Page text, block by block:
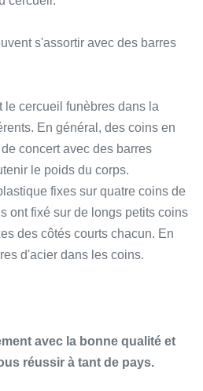
s'assortir avec des barres
le cercueil funèbres dans la
En général, des coins en
concert avec des barres
le poids du corps.
fixes sur quatre coins de
ont fixé sur de longs petits coins
des côtés courts chacun. En
d'acier dans les coins.
avec la bonne qualité et
réussir à tant de pays.